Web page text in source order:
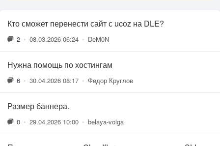
Кто сможет перенести сайт с ucoz на DLE?
2 • 08.03.2026 06:24 • DeM0N
Нужна помощь по хостингам
6 • 30.04.2026 08:17 • Федор Круглов
Размер баннера.
0 • 29.04.2026 10:00 • belaya-volga